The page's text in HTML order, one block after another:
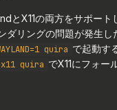
とX11の両方をサポート
ダリングの問題が発生し
quira で起動す
quira でX11にフォー